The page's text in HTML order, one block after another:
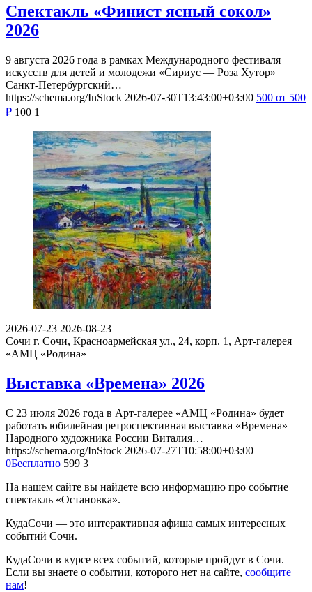
Спектакль «Финист ясный сокол»
2026
9 августа 2026 года в рамках Международного фестиваля
искусств для детей и молодежи «Сириус — Роза Хутор»
Санкт-Петербургский…
https://schema.org/InStock 2026-07-30T13:43:00+03:00 500 от 500
₽ 100 1
2026-07-23 2026-08-23
Сочи г. Сочи, Красноармейская ул., 24, корп. 1, Арт-галерея
«АМЦ «Родина»
Выставка «Времена» 2026
С 23 июля 2026 года в Арт-галерее «АМЦ «Родина» будет
работать юбилейная ретроспективная выставка «Времена»
Народного художника России Виталия…
https://schema.org/InStock 2026-07-27T10:58:00+03:00
0Бесплатно 599 3
На нашем сайте вы найдете всю информацию про событие
спектакль «Остановка».
КудаСочи — это интерактивная афиша самых интересных
событий Сочи.
КудаСочи в курсе всех событий, которые пройдут в Сочи.
Если вы знаете о событии, которого нет на сайте, сообщите
нам!